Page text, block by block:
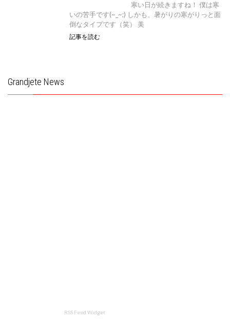
寒い日が続きますね！ 僕は寒
いの苦手です(~_~;) しかも、暑がりの寒がりっと面
倒なタイプです（笑） 美
記事を読む
Grandjete News
RSS Feed Widget